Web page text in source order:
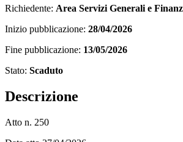
Richiedente: Area Servizi Generali e
Inizio pubblicazione: 28/04/2026
Fine pubblicazione: 13/05/2026
Stato: Scaduto
Descrizione
Atto n. 250